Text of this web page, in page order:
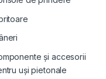
și accesorii
uși pietonale